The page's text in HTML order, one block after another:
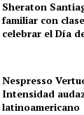
Sheraton
familiar con
celebrar el Día
Nespresso
Intensidad
latinoamericano